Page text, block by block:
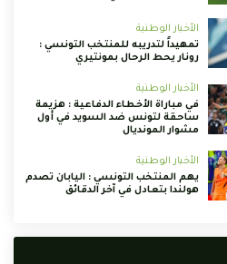
الأخبار الوطنية
تمهيداً لتدريبه للمنتخب التونسي :
رونار يحط الرحال بمونتيري
الأخبار الوطنية
في مباراة الأخطاء الدفاعية : هزيمة
ساحقة لتونس ضد السويد في أول
مشوار المونديال
الأخبار الوطنية
يهم المنتخب التونسي : اليابان تصدم
هولندا بتعادل في آخر الدقائق